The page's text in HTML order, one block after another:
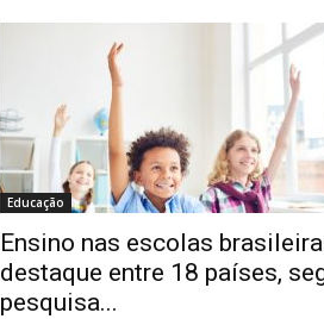
Educação
Ensino nas escolas
destaque entre 18 países,
pesquisa...